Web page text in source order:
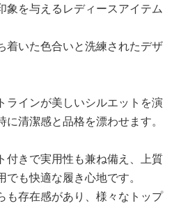
象を与えるレディースアイテム
着いた色合いと洗練されたデザ
ラインが美しいシルエットを演
清潔感と品格を漂わせます。
付きで実用性も兼ね備え、上質
も快適な履き心地です。
も存在感があり、様々なトップ